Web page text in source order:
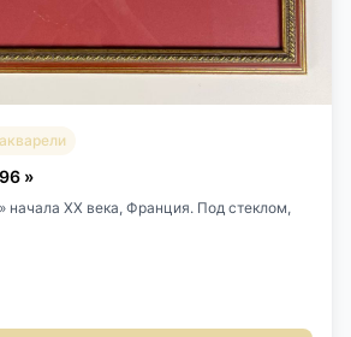
»
начала XX века, Франция. Под стеклом,